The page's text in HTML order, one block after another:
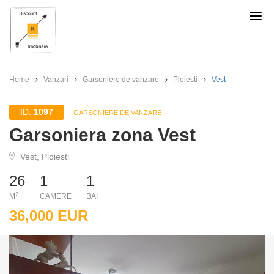
Discount
Imobiliare
Home Vanzari Garsoniere de vanzare Ploiesti Vest
ID: 1097 GARSONIERE DE VANZARE
Garsoniera zona Vest
Vest, Ploiesti
26
M 2
1
CAMERE
1
BAI
36,000 EUR